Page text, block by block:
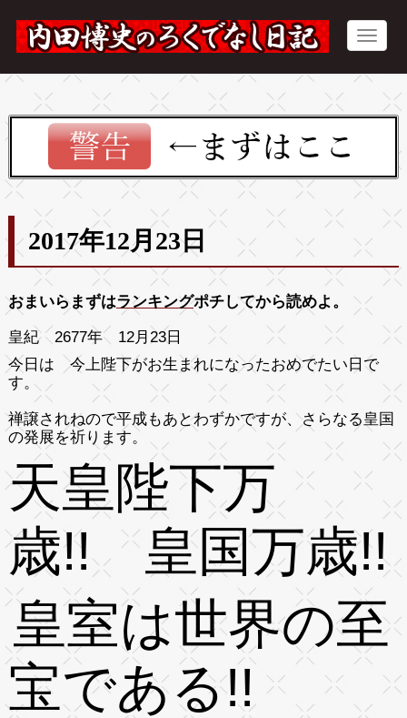
2017年12月23日
おまいらまずはランキングポチしてから読めよ。
皇紀 2677年 12月23日
今日は 今上陛下がお生まれになったおめでたい日で
す。
禅譲されねので平成もあとわずかですが、さらなる皇国
の発展を祈ります。
天皇陛下万
歳!! 皇国万歳!!
皇室は世界の至
宝である!!